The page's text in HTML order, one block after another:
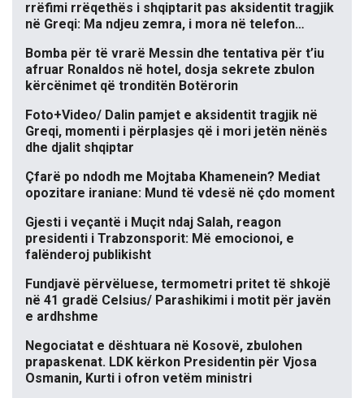
rrëfimi rrëqethës i shqiptarit pas aksidentit tragjik
në Greqi: Ma ndjeu zemra, i mora në telefon…
Bomba për të vrarë Messin dhe tentativa për t’iu
afruar Ronaldos në hotel, dosja sekrete zbulon
kërcënimet që tronditën Botërorin
Foto+Video/ Dalin pamjet e aksidentit tragjik në
Greqi, momenti i përplasjes që i mori jetën nënës
dhe djalit shqiptar
Çfarë po ndodh me Mojtaba Khamenein? Mediat
opozitare iraniane: Mund të vdesë në çdo moment
Gjesti i veçantë i Muçit ndaj Salah, reagon
presidenti i Trabzonsporit: Më emocionoi, e
falënderoj publikisht
Fundjavë përvëluese, termometri pritet të shkojë
në 41 gradë Celsius/ Parashikimi i motit për javën
e ardhshme
Negociatat e dështuara në Kosovë, zbulohen
prapaskenat. LDK kërkon Presidentin për Vjosa
Osmanin, Kurti i ofron vetëm ministri